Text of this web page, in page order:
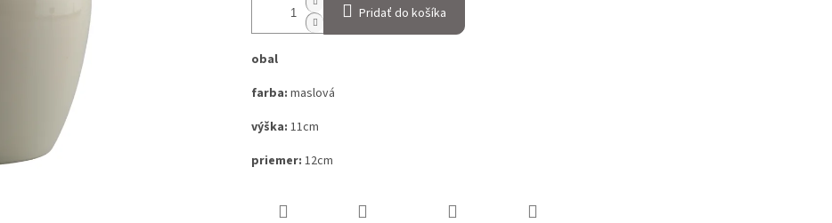
Pridať do košíka
obal
farba: maslová
výška: 11cm
priemer: 12cm